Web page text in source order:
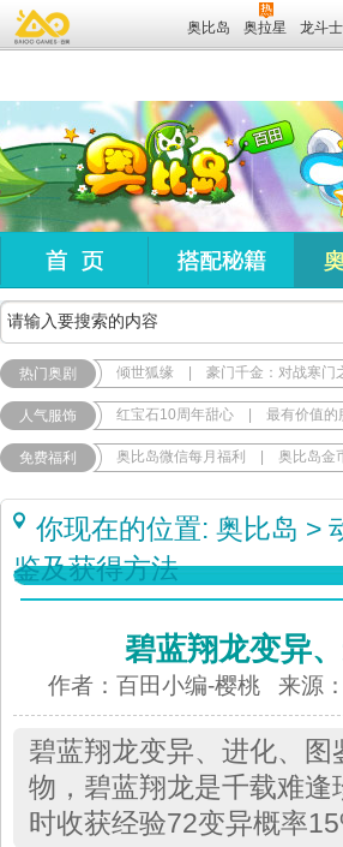
奥比岛 奥拉星 龙斗士
热门奥剧 倾世狐缘 豪门千金：对战寒门
人气服饰 红宝石10周年甜心 最有价值的
免费福利 奥比岛微信每月福利 奥比岛金
你现在的位置: 奥比岛 >
鉴及获得方法
碧蓝翔龙变异
作者：百田小编-樱桃 来源
碧蓝翔龙变异、进化、
物，碧蓝翔龙是千载难
时收获经验72变异概率